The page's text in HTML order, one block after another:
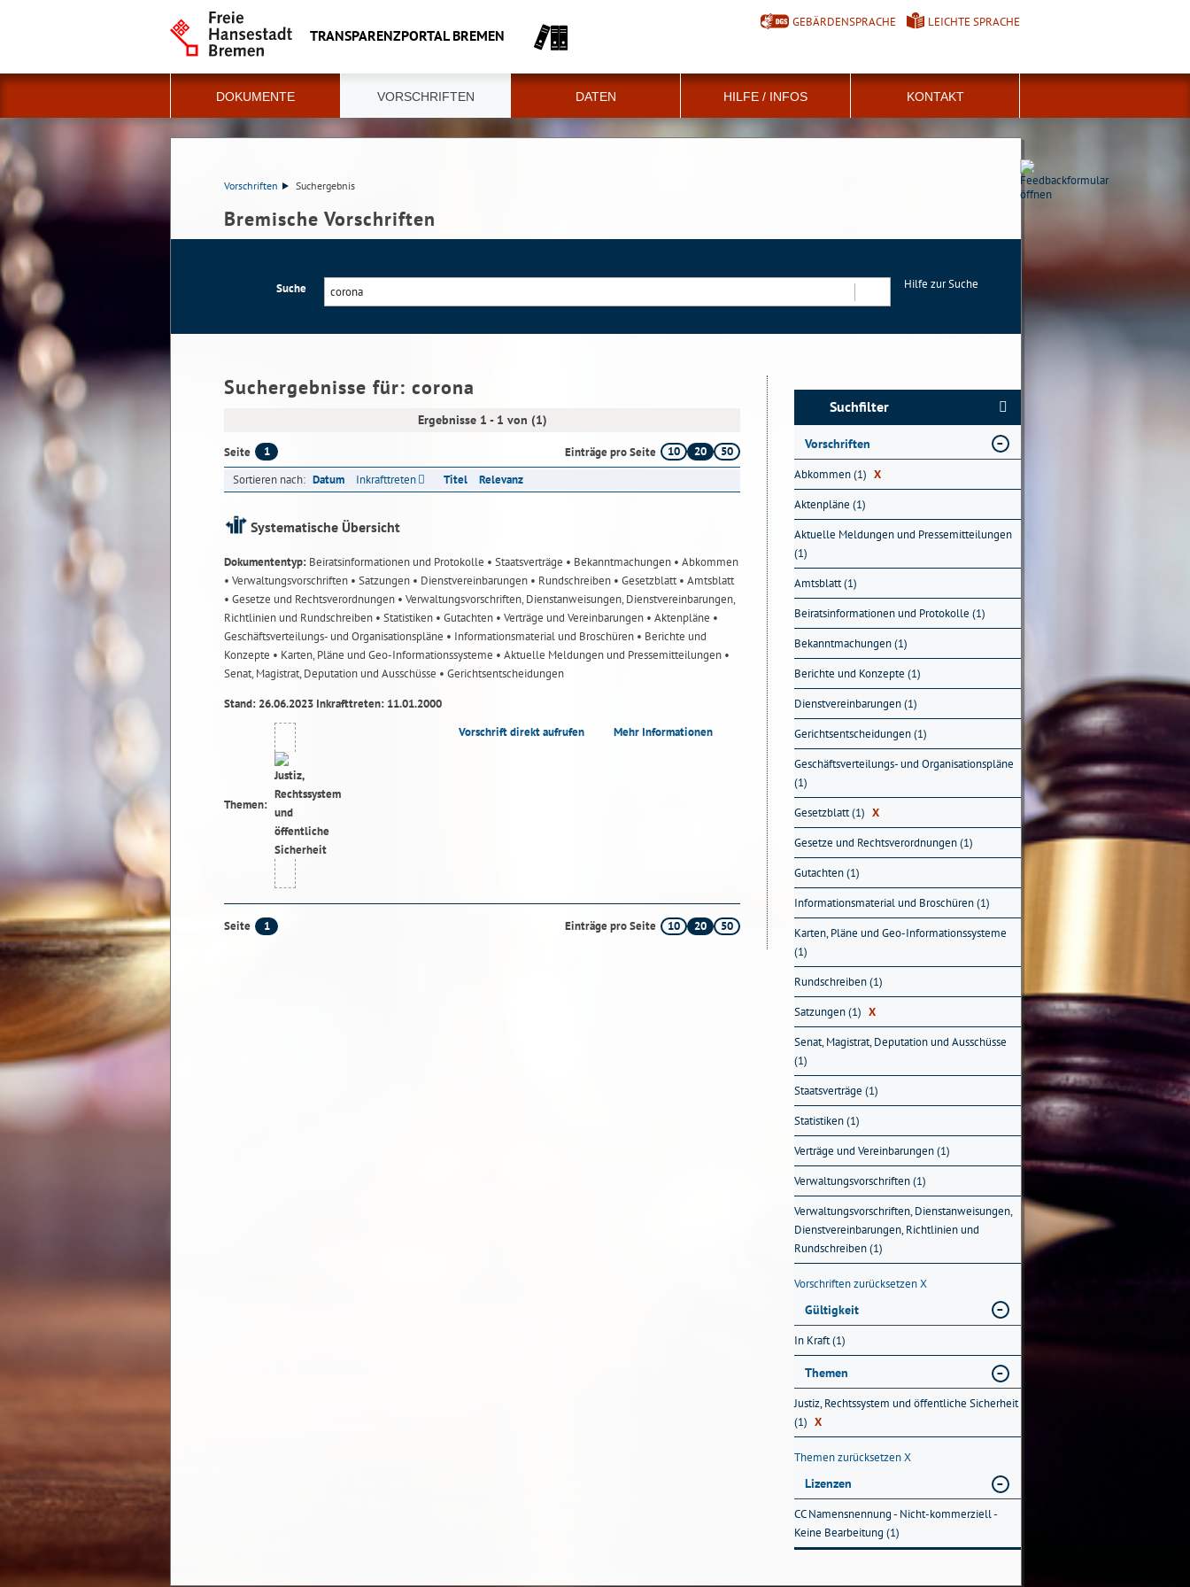
TRANSPARENZPORTAL BREMEN
GEBÄRDENSPRACHE LEICHTE SPRACHE
DOKUMENTE VORSCHRIFTEN DATEN HILFE / INFOS KONTAKT
Vorschriften Suchergebnis
Bremische Vorschriften
Suche
Hilfe zur Suche
Suchergebnisse für: corona
Ergebnisse 1 - 1 von (1)
Seite 1 Einträge pro Seite 10 20
50
Sortieren nach: Datum Inkrafttreten Titel Relevanz
Systematische Übersicht
Dokumententyp: Beiratsinformationen und Protokolle • Staatsverträge • Bekanntmachungen • Abkommen
• Verwaltungsvorschriften • Satzungen • Dienstvereinbarungen • Rundschreiben • Gesetzblatt• Amtsblatt
• Gesetze und Rechtsverordnungen • Verwaltungsvorschriften, Dienstanweisungen, Dienstvereinbarungen,
Richtlinien und Rundschreiben • Statistiken • Gutachten • Verträge und Vereinbarungen • Aktenpläne •
Geschäftsverteilungs- und Organisationspläne • Informationsmaterial und Broschüren • Berichte und
Konzepte • Karten, Pläne und Geo-Informationssysteme • Aktuelle Meldungen und Pressemitteilungen •
Senat, Magistrat, Deputation und Ausschüsse • Gerichtsentscheidungen
Stand: 26.06.2023 Inkrafttreten: 11.01.2000
Themen:
Vorschrift direkt aufrufen Mehr Informationen
Seite 1 Einträge pro Seite 10 20 50
Suchfilter
Vorschriften
Abkommen (1) X
Aktenpläne (1)
Aktuelle Meldungen und Pressemitteilungen
(1)
Amtsblatt (1)
Beiratsinformationen und Protokolle (1)
Bekanntmachungen (1)
Berichte und Konzepte (1)
Dienstvereinbarungen (1)
Gerichtsentscheidungen (1)
Geschäftsverteilungs- und Organisationspläne
(1)
Gesetzblatt (1) X
Gesetze und Rechtsverordnungen (1)
Gutachten (1)
Informationsmaterial und Broschüren (1)
Karten, Pläne und Geo-Informationssysteme
(1)
Rundschreiben (1)
Satzungen (1) X
Senat, Magistrat, Deputation und Ausschüsse
(1)
Staatsverträge (1)
Statistiken (1)
Verträge und Vereinbarungen (1)
Verwaltungsvorschriften (1)
Verwaltungsvorschriften, Dienstanweisungen,
Dienstvereinbarungen, Richtlinien und
Rundschreiben (1)
Vorschriften zurücksetzenX
Gültigkeit
In Kraft (1)
Themen
Justiz, Rechtssystem und öffentliche Sicherheit
(1) X
Themen zurücksetzenX
Lizenzen
CC Namensnennung - Nicht-kommerziell -
Keine Bearbeitung (1)